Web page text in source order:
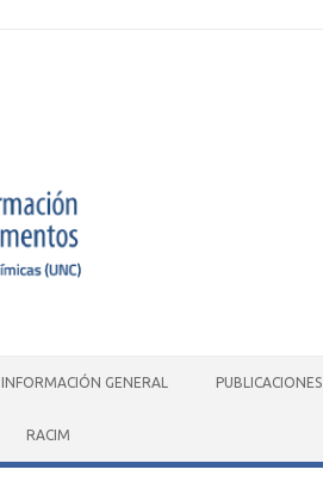
INFORMACIÓN GENERAL PUBLICACIONES
RACIM